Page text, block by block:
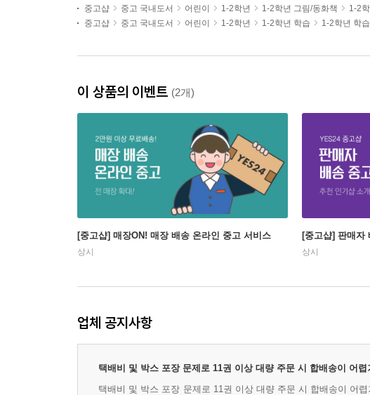
중고샵
중고 국내도서 어린이 1-2학년 1-2학년 그림/동화책
1-2
중고샵
중고 국내도서 어린이 1-2학년 1-2학년 학습 1-2학년 학
이 상품의 이벤트 (2개)
[중고샵] 매장ON! 매장 배송 온라인 중고 서비스
상시
[중고샵] 판매자
상시
업체 공지사항
택배비 및 박스 포장 문제로 11권 이상 대량 주문 시 합배송이 어
택배비 및 박스 포장 문제로 11권 이상 대량 주문 시 합배송이 어